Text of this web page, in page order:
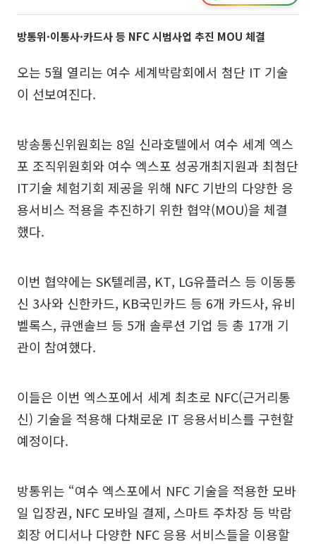
방통위·이통사·카드사 등 NFC 시범사업 추진 MOU 체결
오는 5월 열리는 여수 세계박람회에서 첨단 IT 기술
이 선보여진다.
방송통신위원회는 8일 신라호텔에서 여수 세계 엑스
포 조직위원회와 여수 엑스포 성공개최지원과 최첨단
IT기술 체험기회 제공을 위해 NFC 기반의 다양한 응
용서비스 적용을 추진하기 위한 협약(MOU)을 체결
했다.
이번 협약에는 SK텔레콤, KT, LG유플러스 등 이동통
신 3사와 신한카드, KB국민카드 등 6개 카드사, 유비
벨록스, 큐앤솔브 등 5개 솔루션 기업 등 총 17개 기
관이 참여했다.
이들은 이번 엑스포에서 세계 최초로 NFC(근거리통
신) 기술을 적용해 다채로운 IT 응용서비스를 구현할
예정이다.
방통위는 “여수 엑스포에서 NFC 기술을 적용한 모바
일 입장권, NFC 모바일 결제, 스마트 주차장 등 박람
회장 어디서나 다양한 NFC 응용 서비스들을 이용할